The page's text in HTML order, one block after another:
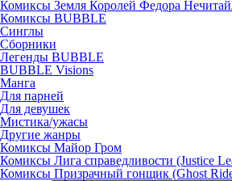
Комиксы Земля Королей Федора
Комиксы BUBBLE
Синглы
Сборники
Легенды BUBBLE
BUBBLE Visions
Манга
Для парней
Для девушек
Мистика/ужасы
Другие жанры
Комиксы Майор Гром
Комиксы Лига справедливости (Justice
Комиксы Призрачный гонщик (Ghost